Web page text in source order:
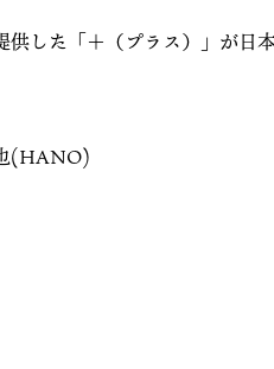
供した「＋（プラス）」が日
(HANO)